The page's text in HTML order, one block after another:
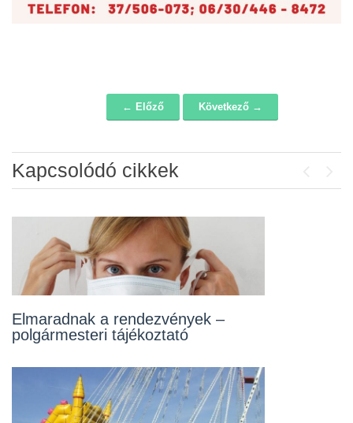
← Előző Következő →
Kapcsolódó cikkek
Elmaradnak a rendezvények –
polgármesteri tájékoztató
A korlátozások részletes szabályai